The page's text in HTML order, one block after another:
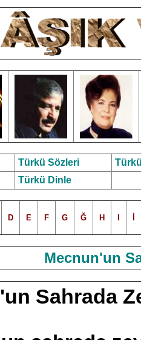
Türkü Sözleri
Türkü Dinle
D E F G Ğ H
Mecnun'un
Sahrada